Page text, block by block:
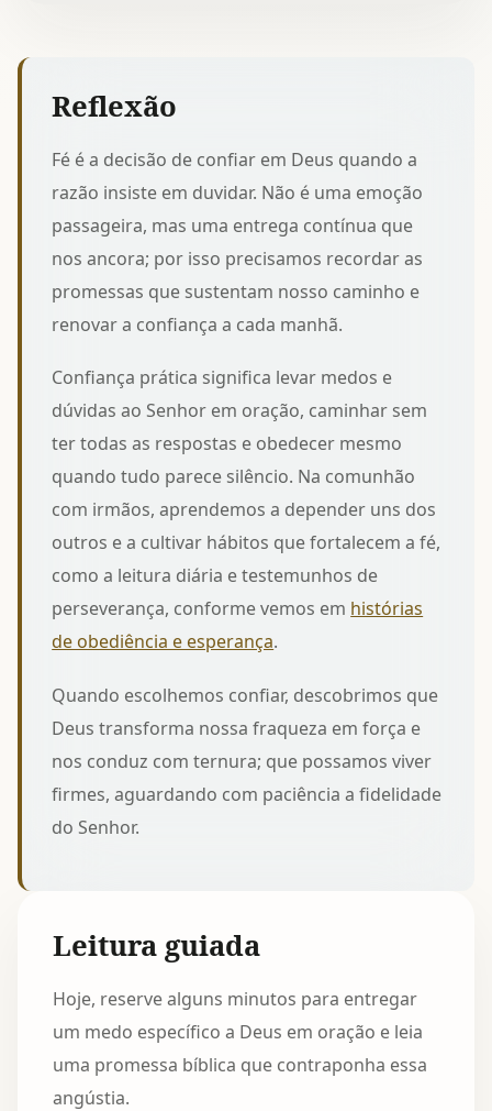
Reflexão
Fé é a decisão de confiar em Deus quando a
razão insiste em duvidar. Não é uma emoção
passageira, mas uma entrega contínua que
nos ancora; por isso precisamos recordar as
promessas que sustentam nosso caminho e
renovar a confiança a cada manhã.
Confiança prática significa levar medos e
dúvidas ao Senhor em oração, caminhar sem
ter todas as respostas e obedecer mesmo
quando tudo parece silêncio. Na comunhão
com irmãos, aprendemos a depender uns dos
outros e a cultivar hábitos que fortalecem a fé,
como a leitura diária e testemunhos de
perseverança, conforme vemos em histórias
de obediência e esperança.
Quando escolhemos confiar, descobrimos que
Deus transforma nossa fraqueza em força e
nos conduz com ternura; que possamos viver
firmes, aguardando com paciência a fidelidade
do Senhor.
Leitura guiada
Hoje, reserve alguns minutos para entregar
um medo específico a Deus em oração e leia
uma promessa bíblica que contraponha essa
angústia.